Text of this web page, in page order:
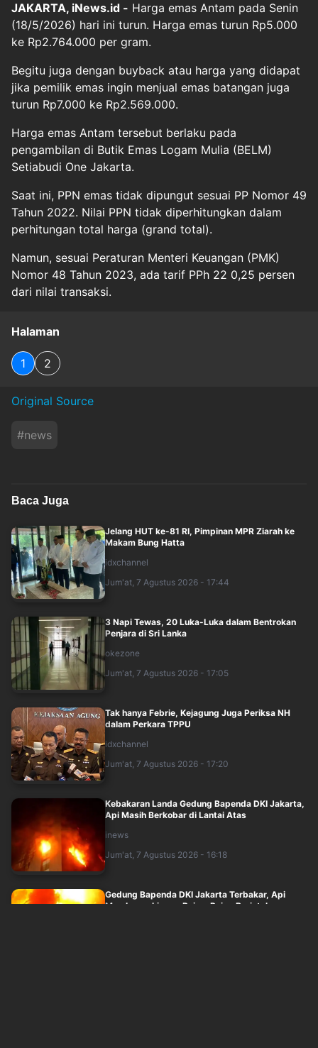
JAKARTA, iNews.id - Harga emas Antam pada Senin
(18/5/2026) hari ini turun. Harga emas turun Rp5.000
ke Rp2.764.000 per gram.
Begitu juga dengan buyback atau harga yang didapat
jika pemilik emas ingin menjual emas batangan juga
turun Rp7.000 ke Rp2.569.000.
Harga emas Antam tersebut berlaku pada
pengambilan di Butik Emas Logam Mulia (BELM)
Setiabudi One Jakarta.
Saat ini, PPN emas tidak dipungut sesuai PP Nomor 49
Tahun 2022. Nilai PPN tidak diperhitungkan dalam
perhitungan total harga (grand total).
Namun, sesuai Peraturan Menteri Keuangan (PMK)
Nomor 48 Tahun 2023, ada tarif PPh 22 0,25 persen
dari nilai transaksi.
Halaman
1 2
Original Source
#news
Baca Juga
Jelang HUT ke-81 RI, Pimpinan MPR Ziarah ke
Makam Bung Hatta
idxchannel
Jum'at, 7 Agustus 2026 - 17:44
3 Napi Tewas, 20 Luka-Luka dalam Bentrokan
Penjara di Sri Lanka
okezone
Jum'at, 7 Agustus 2026 - 17:05
Tak hanya Febrie, Kejagung Juga Periksa NH
dalam Perkara TPPU
idxchannel
Jum'at, 7 Agustus 2026 - 17:20
Kebakaran Landa Gedung Bapenda DKI Jakarta,
Api Masih Berkobar di Lantai Atas
inews
Jum'at, 7 Agustus 2026 - 16:18
Gedung Bapenda DKI Jakarta Terbakar, Api
Membesar hingga Puing-Puing Berjatuhan